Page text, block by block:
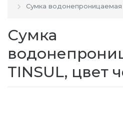
Сумка водонепроницаемая
Сумка
TINSUL, цвет